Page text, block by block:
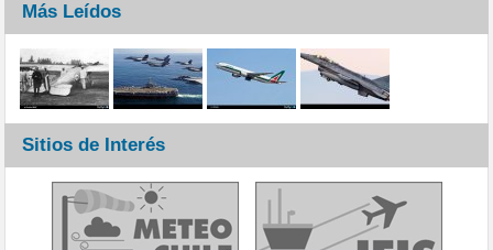
Más Leídos
Sitios de Interés